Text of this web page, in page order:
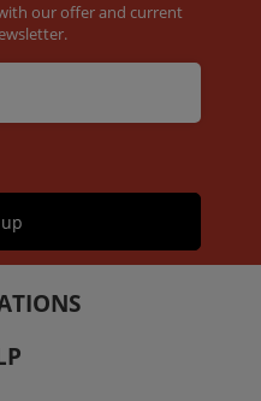
our offer and current